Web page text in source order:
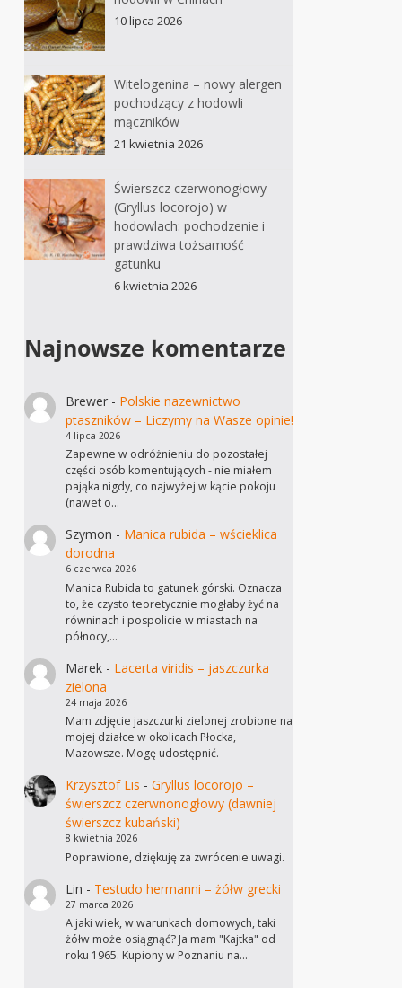
10 lipca 2026
Witelogenina – nowy alergen
pochodzący z hodowli
mączników
21 kwietnia 2026
Świerszcz czerwonogłowy
(Gryllus locorojo) w
hodowlach: pochodzenie i
prawdziwa tożsamość
gatunku
6 kwietnia 2026
Najnowsze komentarze
Brewer- Polskie nazewnictwo
ptaszników – Liczymy na Wasze opinie!
4 lipca 2026
Zapewne w odróżnieniu do pozostałej
części osób komentujących - nie miałem
pająka nigdy, co najwyżej w kącie pokoju
(nawet o…
Szymon - Manica rubida – wścieklica
dorodna
6 czerwca 2026
Manica Rubida to gatunek górski. Oznacza
to, że czysto teoretycznie mogłaby żyć na
równinach i pospolicie w miastach na
północy,…
Marek- Lacerta viridis – jaszczurka
zielona
24 maja 2026
Mam zdjęcie jaszczurki zielonej zrobione na
mojej działce w okolicach Płocka,
Mazowsze. Mogę udostępnić.
Krzysztof Lis - Gryllus locorojo –
świerszcz czerwnonogłowy (dawniej
świerszcz kubański)
8 kwietnia 2026
Poprawione, dziękuję za zwrócenie uwagi.
Lin - Testudo hermanni – żółw grecki
27 marca 2026
A jaki wiek, w warunkach domowych, taki
żółw może osiągnąć? Ja mam "Kajtka" od
roku 1965. Kupiony w Poznaniu na…